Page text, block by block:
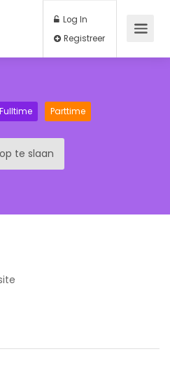
Registreer
Fulltime Parttime
te slaan